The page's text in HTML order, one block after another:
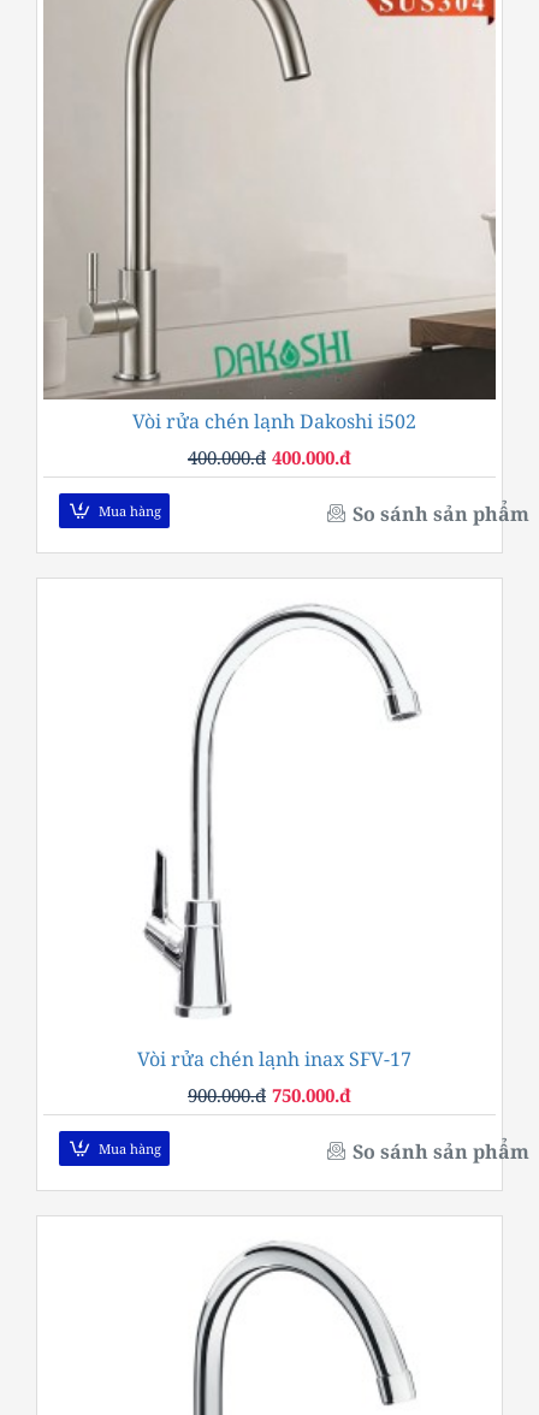
Vòi rửa chén lạnh Dakoshi i502
400.000.đ
400.000.đ
Mua hàng So sánh sản phẩm
Vòi rửa chén lạnh inax SFV-17
750.000.đ
900.000.đ
Mua hàng So sánh sản phẩm